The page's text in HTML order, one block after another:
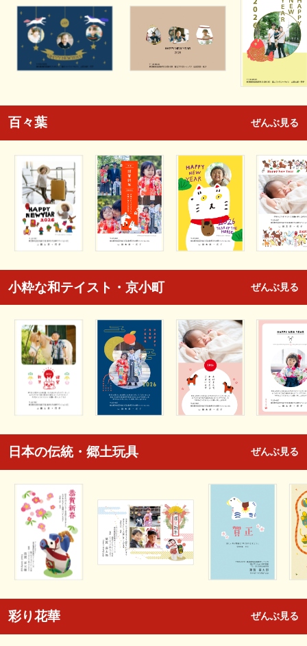
百々葉 ぜんぶ見る
小粋な和テイスト・京小町 ぜんぶ見る
日本の伝統・郷土玩具 ぜんぶ見る
彩り花華 ぜんぶ見る